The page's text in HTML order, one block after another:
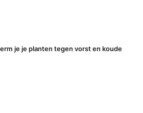
je je planten tegen vorst en koude